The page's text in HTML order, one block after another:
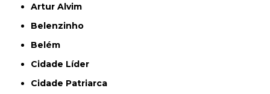
Artur Alvim
Belenzinho
Belém
Cidade Líder
Cidade Patriarca